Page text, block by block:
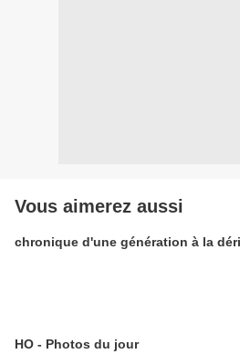
Vous aimerez aussi
chronique d'une génération à la
HO - Photos du jour